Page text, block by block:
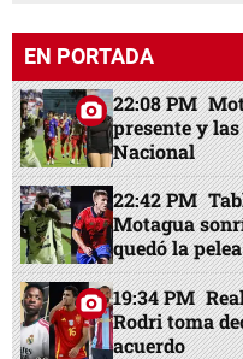
EN PORTADA
22:08 PM
presente y
Nacional
22:42 PM
Motagua
quedó la pelea
19:34 PM
Rodri toma
acuerdo